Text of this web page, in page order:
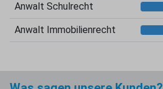
Anwalt Schulrecht
Anwalt Immobilienrecht